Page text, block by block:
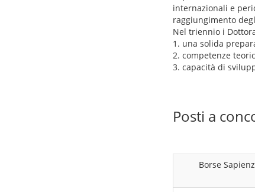
internazionali e
raggiungimento
Nel triennio i
1. una solida
2. competenze
3. capacità di
Posti a
Borse